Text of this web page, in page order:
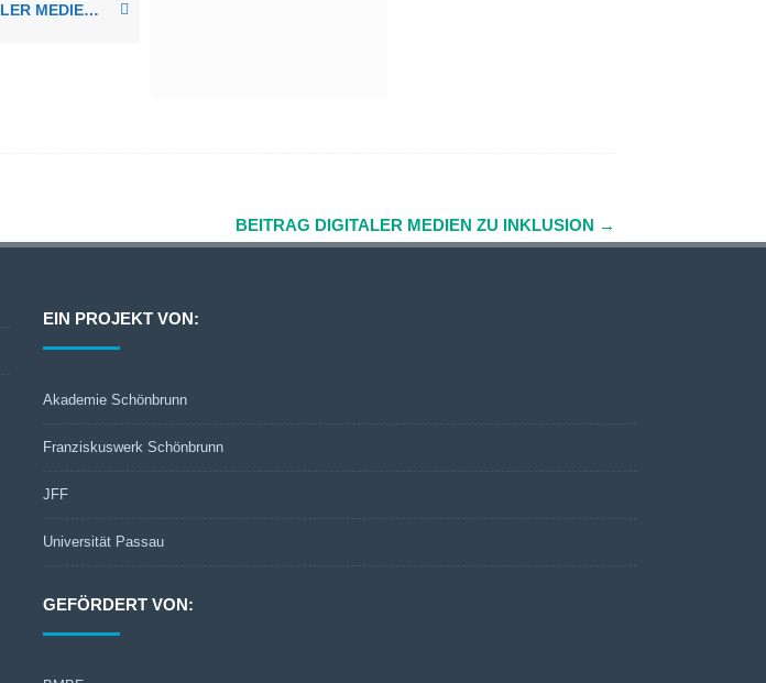
BEITRAG DIGITALER MEDIEN ZU INKLUSION
BEITRAG DIGITALER MEDIEN ZU INKLUSION →
EIN PROJEKT VON:
Akademie Schönbrunn
Franziskuswerk Schönbrunn
JFF
Universität Passau
GEFÖRDERT VON: